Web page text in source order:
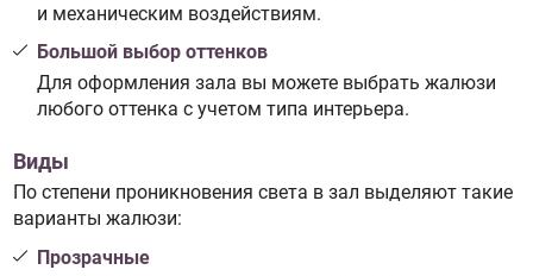
и механическим воздействиям.
Большой выбор оттенков
Для оформления зала вы можете выбрать жалюзи
любого оттенка с учетом типа интерьера.
Виды
По степени проникновения света в зал выделяют такие
варианты жалюзи:
Прозрачные